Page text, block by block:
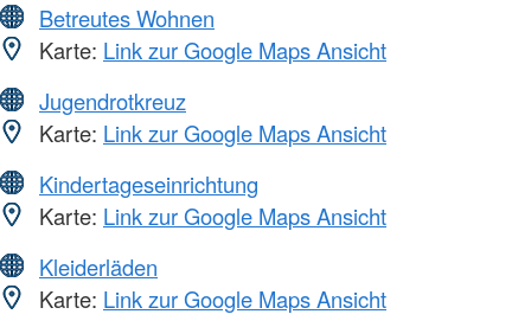
Betreutes Wohnen
Karte: Link zur Google Maps Ansicht
Jugendrotkreuz
Karte: Link zur Google Maps Ansicht
Kindertageseinrichtung
Karte: Link zur Google Maps Ansicht
Kleiderläden
Karte: Link zur Google Maps Ansicht